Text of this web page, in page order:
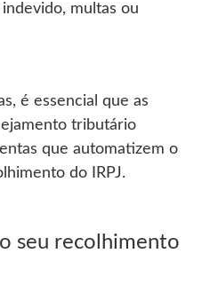
multas ou
é essencial que as
tributário
que automatizem o
do IRPJ.
o seu recolhimento